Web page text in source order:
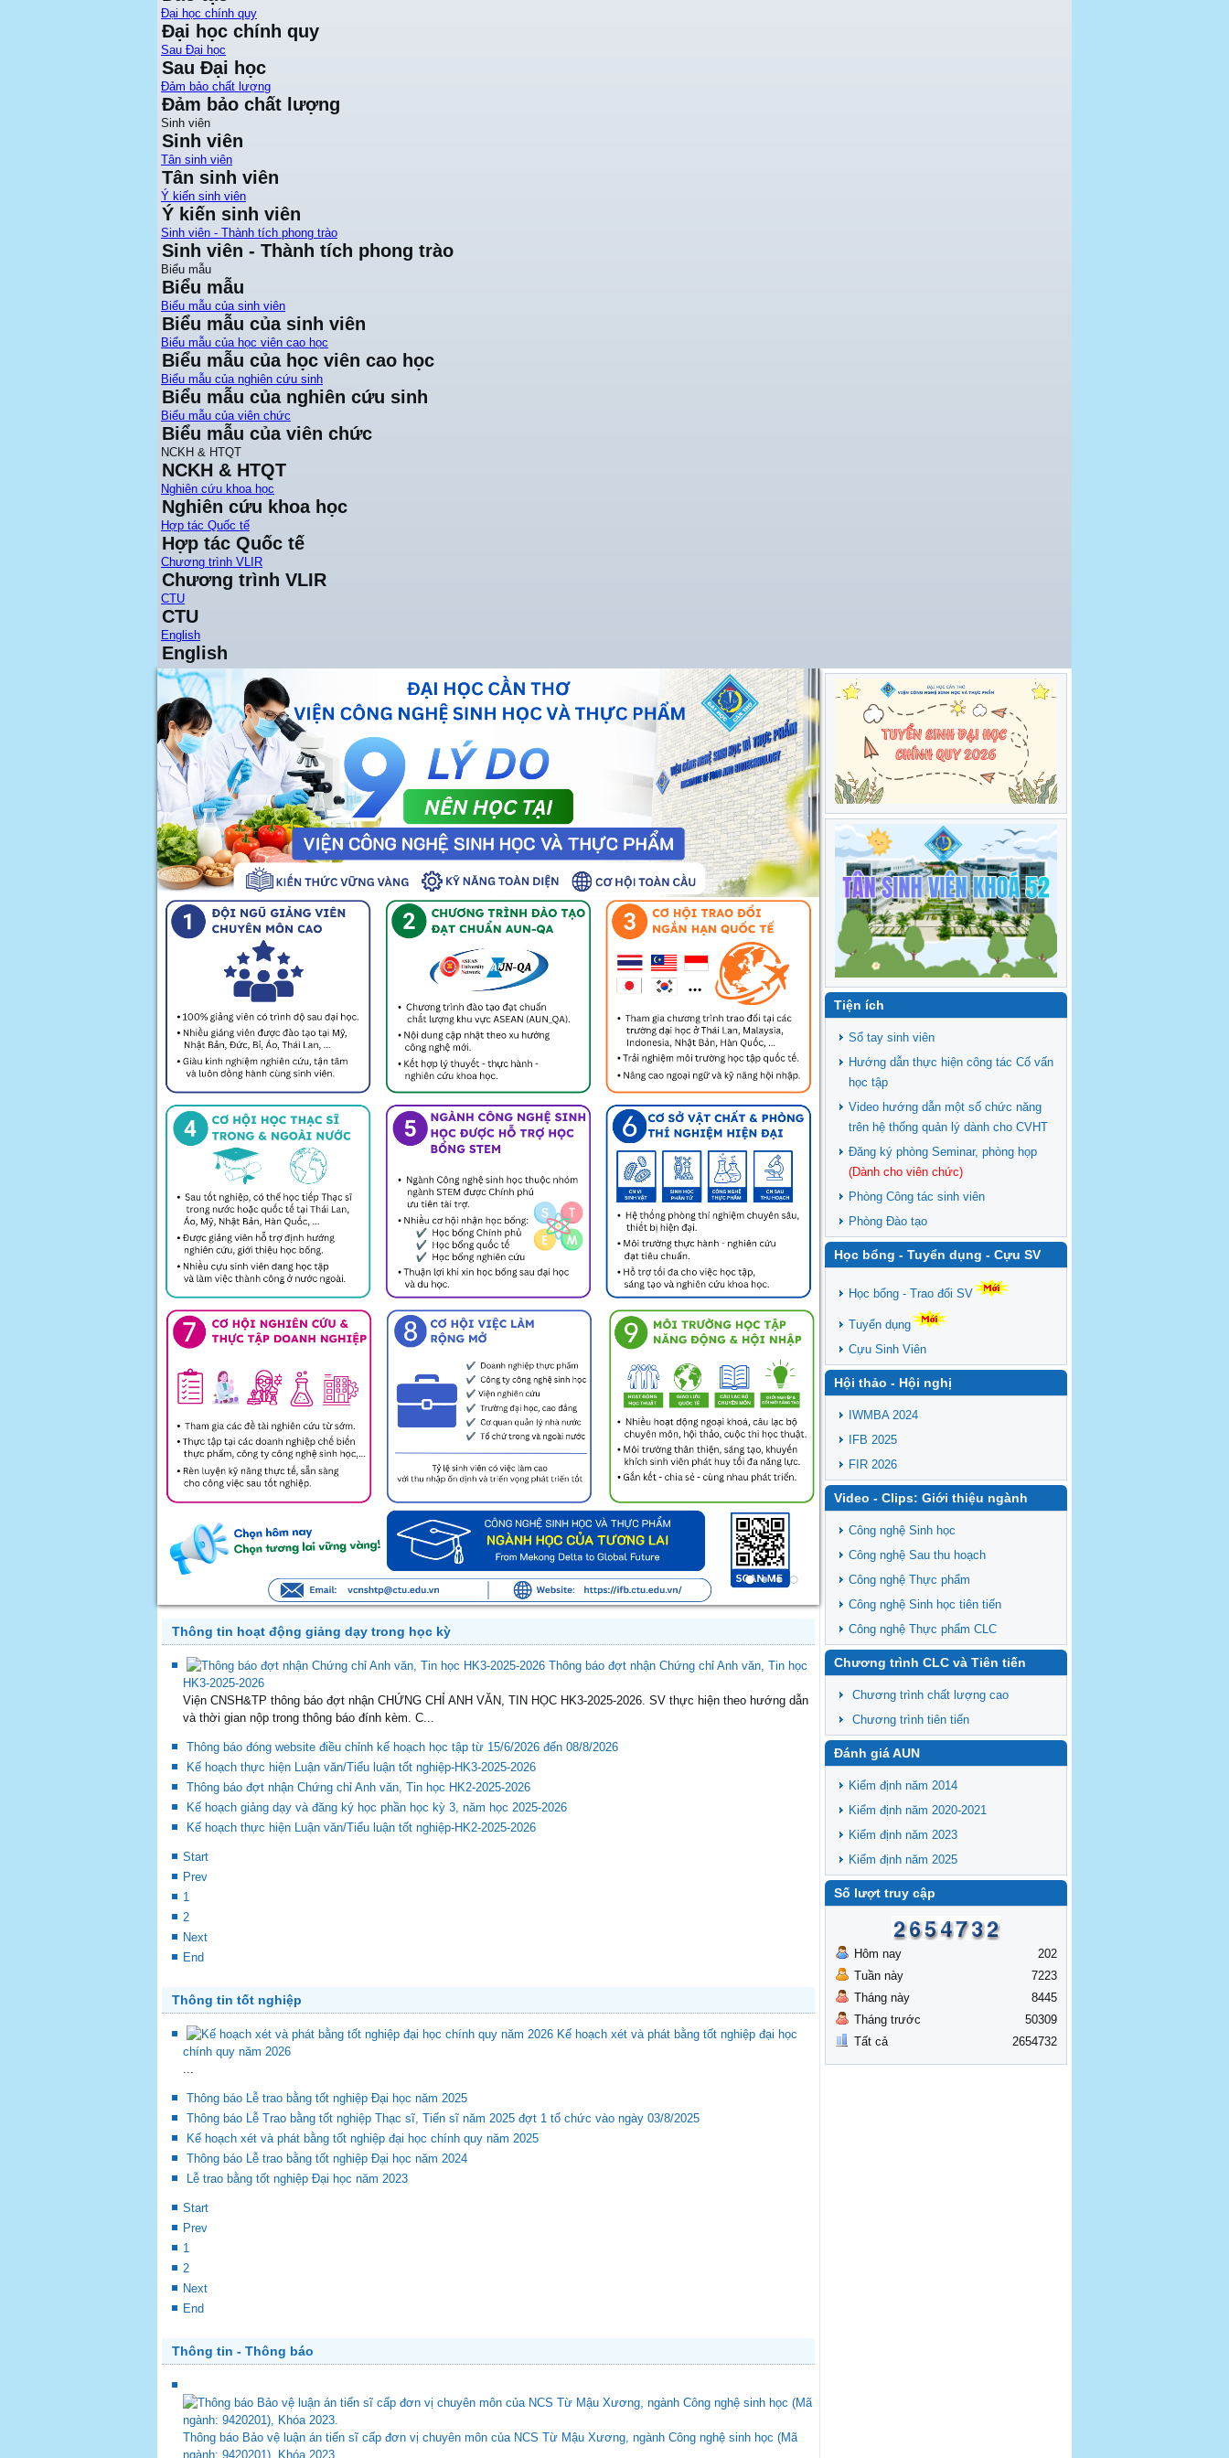
Đại học chính quy
Đại học chính quy
Sau Đại học
Sau Đại học
Đảm bảo chất lượng
Đảm bảo chất lượng
Sinh viên
Sinh viên
Tân sinh viên
Tân sinh viên
Ý kiến sinh viên
Ý kiến sinh viên
Sinh viên - Thành tích phong trào
Sinh viên - Thành tích phong trào
Biểu mẫu
Biểu mẫu
Biểu mẫu của sinh viên
Biểu mẫu của sinh viên
Biểu mẫu của học viên cao học
Biểu mẫu của học viên cao học
Biểu mẫu của nghiên cứu sinh
Biểu mẫu của nghiên cứu sinh
Biểu mẫu của viên chức
Biểu mẫu của viên chức
NCKH & HTQT
NCKH & HTQT
Nghiên cứu khoa học
Nghiên cứu khoa học
Hợp tác Quốc tế
Hợp tác Quốc tế
Chương trình VLIR
Chương trình VLIR
CTU
CTU
English
English
Thông tin hoạt động giảng dạy trong học kỳ
HK3-2025-2026
Viện CNSH&TP thông báo đợt nhận CHỨNG CHỈ ANH VĂN, TIN HỌC HK3-2025-2026. SV thực hiện theo hướng dẫn
và thời gian nộp trong thông báo đính kèm. C...
Thông báo đóng website điều chỉnh kế hoạch học tập từ 15/6/2026 đến 08/8/2026
Kế hoạch thực hiện Luận văn/Tiểu luận tốt nghiệp-HK3-2025-2026
Thông báo đợt nhận Chứng chỉ Anh văn, Tin học HK2-2025-2026
Kế hoạch giảng dạy và đăng ký học phần học kỳ 3, năm học 2025-2026
Kế hoạch thực hiện Luận văn/Tiểu luận tốt nghiệp-HK2-2025-2026
Start
Prev
1
Next
Thông tin tốt nghiệp
chính quy năm 2026
...
Thông báo Lễ trao bằng tốt nghiệp Đại học năm 2025
Thông báo Lễ Trao bằng tốt nghiệp Thạc sĩ, Tiến sĩ năm 2025 đợt 1 tổ chức vào ngày 03/8/2025
Kế hoạch xét và phát bằng tốt nghiệp đại học chính quy năm 2025
Thông báo Lễ trao bằng tốt nghiệp Đại học năm 2024
Lễ trao bằng tốt nghiệp Đại học năm 2023
Start
Prev
1
Next
Thông tin - Thông báo
Tiện ích
Sổ tay sinh viên
Hướng dẫn thực hiện công tác Cố vấn
học tập
Video hướng dẫn một số chức năng
trên hệ thống quản lý dành cho CVHT
Đăng ký phòng Seminar, phòng họp
(Dành cho viên chức)
Phòng Công tác sinh viên
Phòng Đào tạo
Học bổng - Tuyển dụng - Cựu SV
Học bổng - Trao đổi SV
Tuyển dụng
Cựu Sinh Viên
Hội thảo - Hội nghị
IWMBA 2024
IFB 2025
FIR 2026
Video - Clips: Giới thiệu ngành
Công nghệ Sinh học
Công nghệ Sau thu hoạch
Công nghệ Thực phẩm
Công nghệ Sinh học tiên tiến
Công nghệ Thực phẩm CLC
Chương trình CLC và Tiên tiến
Chương trình chất lượng cao
Chương trình tiên tiến
Đánh giá AUN
Kiểm định năm 2014
Kiểm định năm 2020-2021
Kiểm định năm 2023
Kiểm định năm 2025
Số lượt truy cập
Hôm nay
Tuần này
Tháng này
Tháng trước
Tất cả
202
7223
8445
50309
2654732